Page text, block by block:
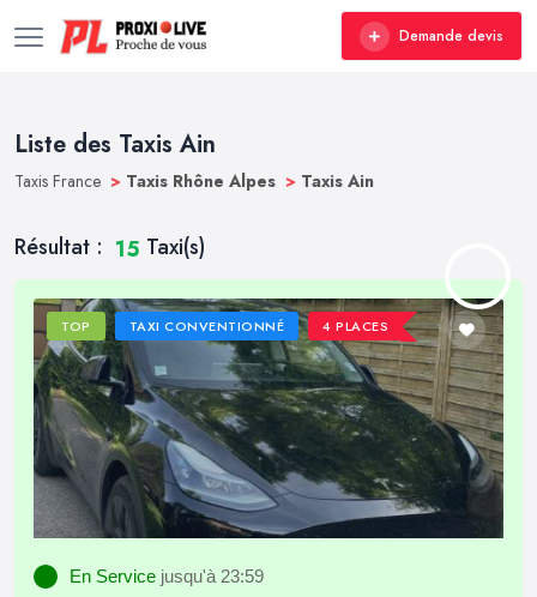
Demande devis
Liste des Taxis Ain
Taxis France > Taxis Rhône Alpes > Taxis Ain
Résultat : 15 Taxi(s)
TOP TAXI CONVENTIONNÉ 4 PLACES
En Service jusqu'à 23:59